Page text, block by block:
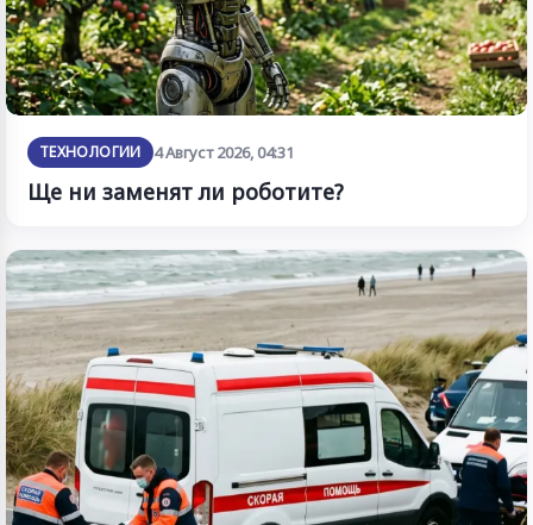
ТЕХНОЛОГИИ 4 Август 2026, 04:31
Ще ни заменят ли роботите?